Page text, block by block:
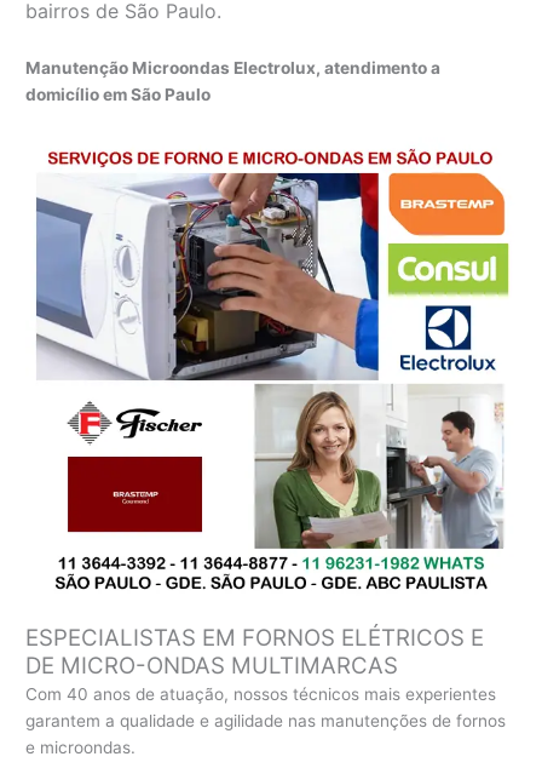
bairros de São Paulo.
Manutenção Microondas Electrolux, atendimento a
domicílio em São Paulo
ESPECIALISTAS EM FORNOS ELÉTRICOS E
DE MICRO-ONDAS MULTIMARCAS
Com 40 anos de atuação, nossos técnicos mais experientes
garantem a qualidade e agilidade nas manutenções de fornos
e microondas.